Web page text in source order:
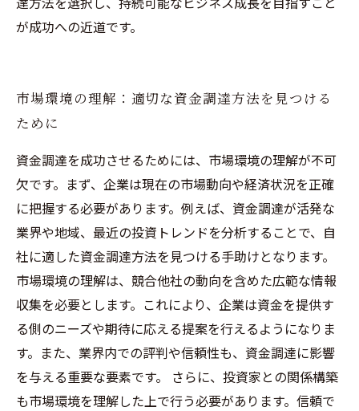
が成功への近道です。
市場環境の理解：適切な資金調達方法を見つける
ために
資金調達を成功させるためには、市場環境の理解が不可
欠です。まず、企業は現在の市場動向や経済状況を正確
に把握する必要があります。例えば、資金調達が活発な
業界や地域、最近の投資トレンドを分析することで、自
社に適した資金調達方法を見つける手助けとなります。
市場環境の理解は、競合他社の動向を含めた広範な情報
収集を必要とします。これにより、企業は資金を提供す
る側のニーズや期待に応える提案を行えるようになりま
す。また、業界内での評判や信頼性も、資金調達に影響
を与える重要な要素です。 さらに、投資家との関係構築
も市場環境を理解した上で行う必要があります。信頼で